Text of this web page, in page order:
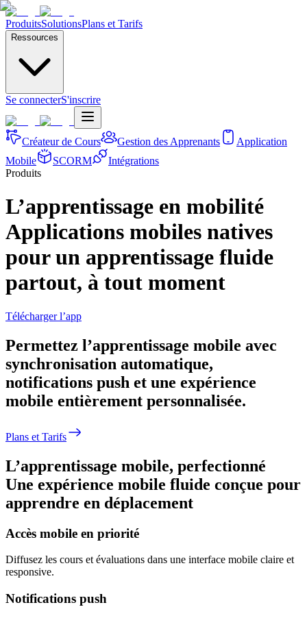
ProduitsSolutionsPlans et Tarifs
Ressources
Se connecterS'inscrire
Créateur de Cours Gestion des Apprenants
Application
Mobile
SCORM
Intégrations
Produits
L’apprentissage en mobilité
Applications mobiles natives
pour un apprentissage fluide
partout, à tout moment
Télécharger l’app
Permettez l’apprentissage mobile avec
synchronisation automatique,
notifications push et une expérience
mobile entièrement personnalisée.
Plans et Tarifs
L’apprentissage mobile, perfectionné
Une expérience mobile fluide conçue pour
apprendre en déplacement
Accès mobile en priorité
Diffusez les cours et évaluations dans une interface mobile claire et
responsive.
Notifications push